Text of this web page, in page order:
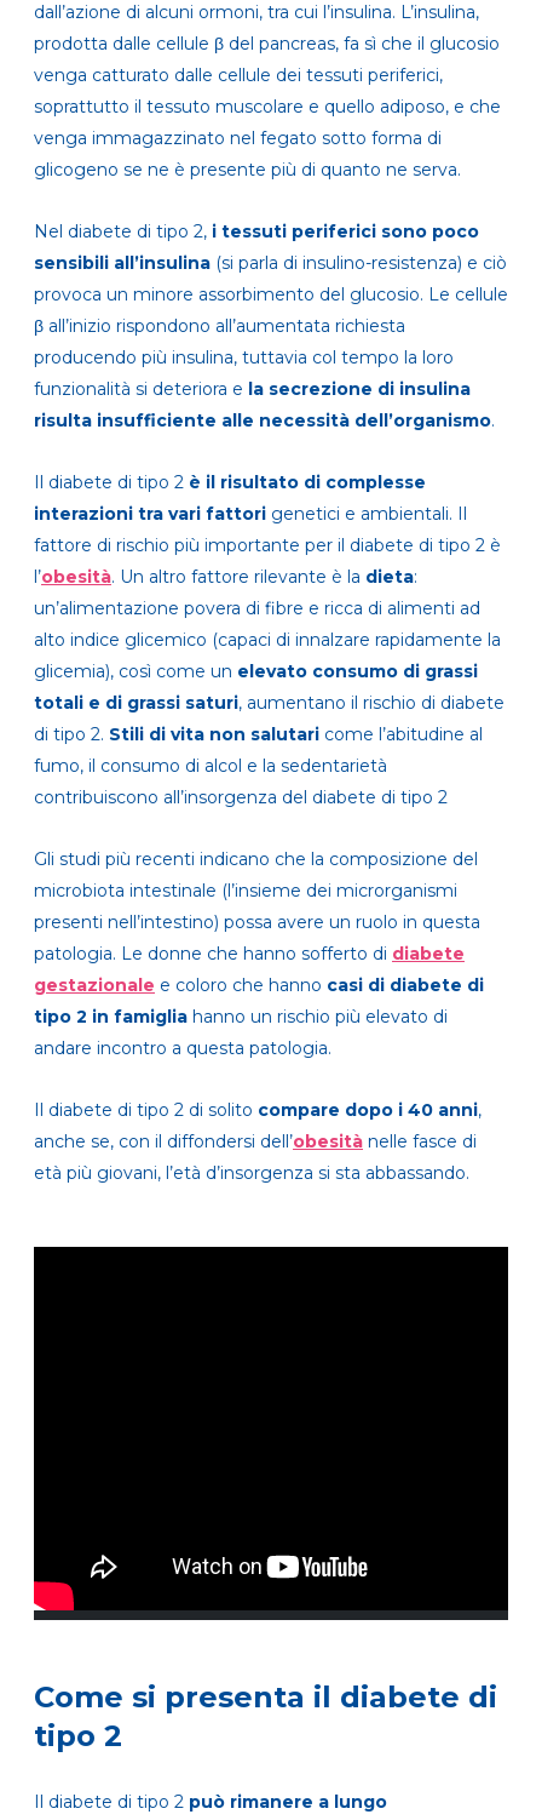
dall’azione di alcuni ormoni, tra cui l’insulina. L’insulina,
prodotta dalle cellule β del pancreas, fa sì che il glucosio
venga catturato dalle cellule dei tessuti periferici,
soprattutto il tessuto muscolare e quello adiposo, e che
venga immagazzinato nel fegato sotto forma di
glicogeno se ne è presente più di quanto ne serva.
Nel diabete di tipo 2, i tessuti periferici sono poco
sensibili all’insulina (si parla di insulino-resistenza) e ciò
provoca un minore assorbimento del glucosio. Le cellule
β all’inizio rispondono all’aumentata richiesta
producendo più insulina, tuttavia col tempo la loro
funzionalità si deteriora e la secrezione di insulina
risulta insufficiente alle necessità dell’organismo.
Il diabete di tipo 2 è il risultato di complesse
interazioni tra vari fattori genetici e ambientali. Il
fattore di rischio più importante per il diabete di tipo 2 è
l’obesità. Un altro fattore rilevante è la dieta:
un’alimentazione povera di fibre e ricca di alimenti ad
alto indice glicemico (capaci di innalzare rapidamente la
glicemia), così come un elevato consumo di grassi
totali e di grassi saturi, aumentano il rischio di diabete
di tipo 2. Stili di vita non salutari come l’abitudine al
fumo, il consumo di alcol e la sedentarietà
contribuiscono all’insorgenza del diabete di tipo 2
Gli studi più recenti indicano che la composizione del
microbiota intestinale (l’insieme dei microrganismi
presenti nell’intestino) possa avere un ruolo in questa
patologia. Le donne che hanno sofferto di diabete
gestazionale e coloro che hanno casi di diabete di
tipo 2 in famiglia hanno un rischio più elevato di
andare incontro a questa patologia.
Il diabete di tipo 2 di solito compare dopo i 40 anni,
anche se, con il diffondersi dell’obesità nelle fasce di
età più giovani, l’età d’insorgenza si sta abbassando.
Come si presenta il diabete di
tipo 2
Il diabete di tipo 2 può rimanere a lungo